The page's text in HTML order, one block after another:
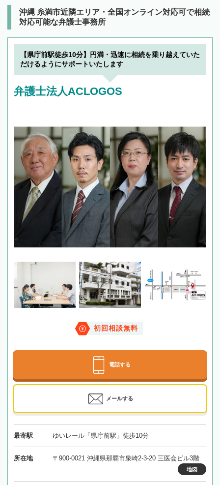
沖縄 糸満市近隣エリア・全国オンライン対応可で相続
対応可能な弁護士事務所
【県庁前駅徒歩10分】円満・迅速に相続を乗り越えていた
だけるようにサポートいたします
弁護士法人ACLOGOS
初回相談無料
電話する
メールする
最寄駅 ゆいレール「県庁前駅」徒歩10分
所在地 〒900-0021 沖縄県那覇市泉崎2-3-20 三医会ビル3階
地図